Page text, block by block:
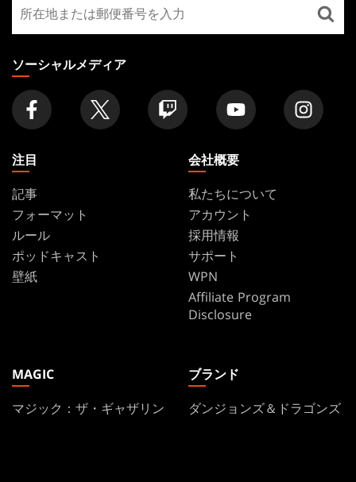
FOOTER
寄
り
の
店
舗
を
探
ソーシャルメディア
注目
記事
フォーマット
ルール
ポッドキャスト
壁紙
会社概要
私たちについて
アカウント
採用情報
サポート
WPN
Affiliate Program
Disclosure
MAGIC
マジック：ザ・ギャザリン
ブランド
ダンジョンズ＆ドラゴンズ